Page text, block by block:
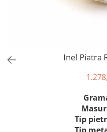
Inel Piatra
Tip